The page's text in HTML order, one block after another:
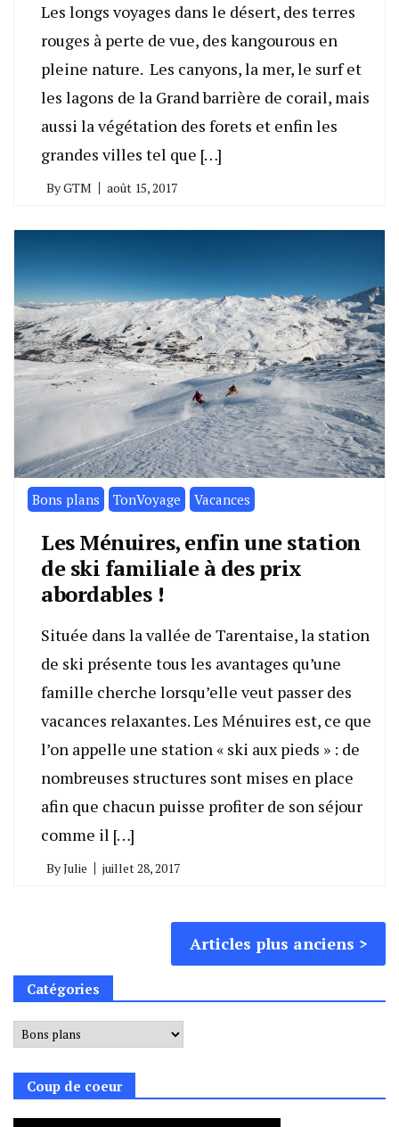
Les longs voyages dans le désert, des terres
rouges à perte de vue, des kangourous en
pleine nature. Les canyons, la mer, le surf et
les lagons de la Grand barrière de corail, mais
aussi la végétation des forets et enfin les
grandes villes tel que […]
ByGTM août 15, 2017
Bons plans TonVoyage Vacances
Les Ménuires, enfin une station
de ski familiale à des prix
abordables !
Située dans la vallée de Tarentaise, la station
de ski présente tous les avantages qu’une
famille cherche lorsqu’elle veut passer des
vacances relaxantes. Les Ménuires est, ce que
l’on appelle une station « ski aux pieds » : de
nombreuses structures sont mises en place
afin que chacun puisse profiter de son séjour
comme il […]
ByJulie juillet 28, 2017
des
articles
Articles plus anciens
Catégories
Catégories
Coup de coeur